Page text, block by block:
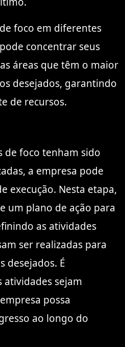
foco em diferentes
concentrar seus
áreas que têm o maior
desejados, garantindo
de recursos.
de foco tenham sido
a empresa pode
execução. Nesta etapa,
um plano de ação para
as atividades
ser realizadas para
desejados. É
atividades sejam
possa
ao longo do